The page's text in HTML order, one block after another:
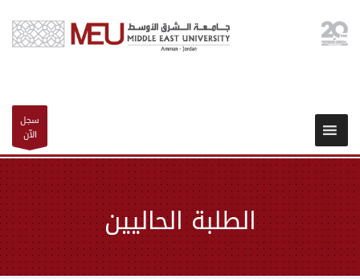
سجل
الآن
الطلبة الحاليين